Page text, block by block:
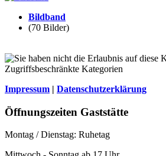
Bildband
(70 Bilder)
Zugriffsbeschränkte Kategorien
Impressum | Datenschutzerklärung
Öffnungszeiten Gaststätte
Montag / Dienstag: Ruhetag